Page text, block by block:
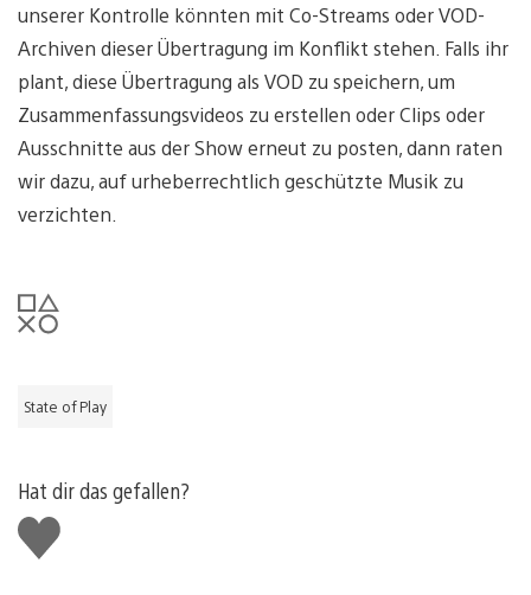
unserer Kontrolle könnten mit Co-Streams oder VOD-
Archiven dieser Übertragung im Konflikt stehen. Falls ihr
plant, diese Übertragung als VOD zu speichern, um
Zusammenfassungsvideos zu erstellen oder Clips oder
Ausschnitte aus der Show erneut zu posten, dann raten
wir dazu, auf urheberrechtlich geschützte Musik zu
verzichten.
State of Play
Hat dir das gefallen?
Gefällt
mir